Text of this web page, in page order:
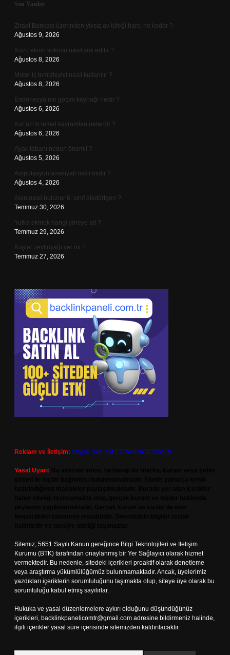
Sidebar
Son Yazılar
Ziraat Bankası üzerinden yivsiz av tüfeği harcı ne kadar ?
Ağustos 9, 2026
Kuzu etinin kokusu nasıl yok edilir ?
Ağustos 8, 2026
Motor iç temizleyici nasıl kullanılır ?
Ağustos 8, 2026
Endonezya’nın geçim kaynağı nedir ?
Ağustos 6, 2026
Kur’an’ın temel kavramları nelerdir ?
Ağustos 6, 2026
Ayak tabanı neden önemli ?
Ağustos 5, 2026
Amputasyon ameliyatı riskli midir ?
Ağustos 4, 2026
Alan nasıl bulunur 6. sınıf dikdörtgen ?
Temmuz 30, 2026
Yufka ekmek hangi yöreye ait ?
Temmuz 29, 2026
Kuşlar zeytinyağı yer mi ?
Temmuz 27, 2026
Reklam ve İletişim: Skype: live:.cid.575569c608265c69
Yasal Uyarı:
Sitemiz, 5651 Sayılı Kanun gereğince Bilgi Teknolojileri ve İletişim
Kurumu (BTK) tarafından onaylanmış bir Yer Sağlayıcı olarak hizmet
vermektedir. Bu nedenle, sitedeki içerikleri proaktif olarak denetleme
veya araştırma yükümlülüğümüz bulunmamaktadır. Ancak, üyelerimiz
yazdıkları içeriklerin sorumluluğunu taşımakta olup, siteye üye olarak bu
sorumluluğu kabul etmiş sayılırlar.
Hukuka ve yasal düzenlemelere aykırı olduğunu düşündüğünüz
içerikleri, backlinkpanelicomtr@gmail.com adresine bildirmeniz halinde,
ilgili içerikler yasal süre içerisinde sitemizden kaldırılacaktır.